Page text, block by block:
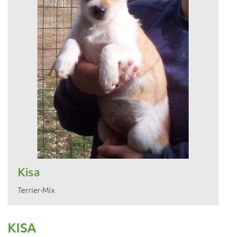
Kisa
Terrier-Mix
KISA